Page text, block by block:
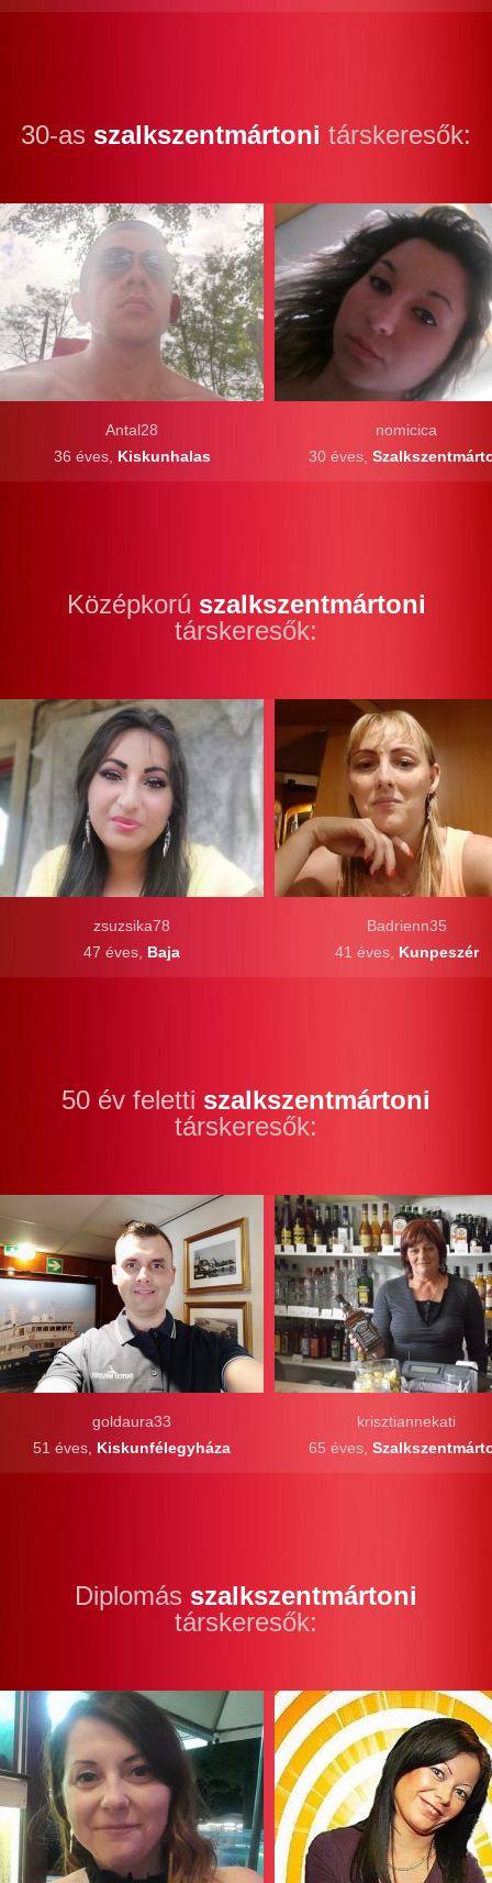
30-as szalkszentmártoni társkeresők:
nomicica
30 éves,
Antal28
36 éves, Kiskunhalas
Középkorú szalkszentmártoni
társkeresők:
zsuzsika78
47 éves, Baja
Badrienn35
41 éves, Kunpeszér
50 év feletti szalkszentmártoni
társkeresők:
krisztiannekati
65 éves,
goldaura33
51 éves, Kiskunfélegyháza
Diplomás szalkszentmártoni
társkeresők: